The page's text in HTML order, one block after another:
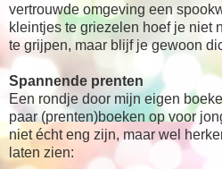
vertrouwde omgeving een
kleintjes te griezelen hoef je niet
te grijpen, maar blijf je gewoon
Spannende prenten
Een rondje door mijn eigen
paar (prenten)boeken op voor
niet écht eng zijn, maar wel
laten zien: